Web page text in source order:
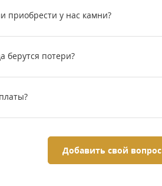
приобрести у нас камни?
берутся потери?
Добавить свой вопрос